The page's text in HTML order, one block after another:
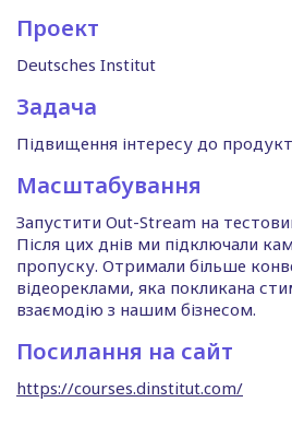
Проект
Deutsches Institut
Задача
Підвищення інтересу до
Масштабування
Запустити Out-Stream на
Після цих днів ми підключали
пропуску. Отримали більше
відеореклами, яка покликана
взаємодію з нашим бізнесом.
Посилання на сайт
https://courses.dinstitut.com/